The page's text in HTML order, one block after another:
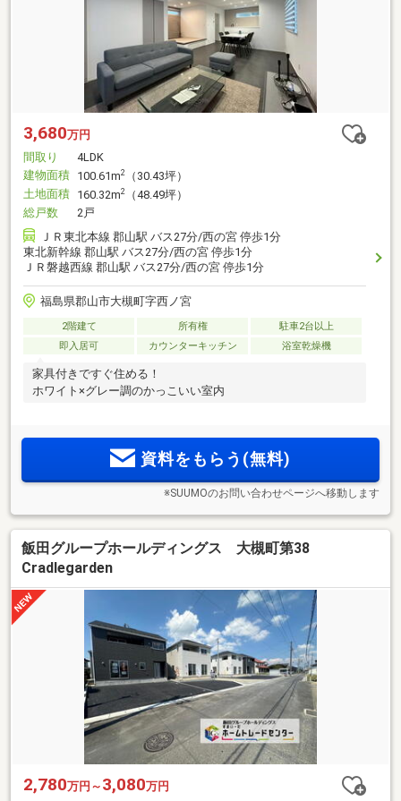
3,680万円
間取り
4LDK
建物面積 100.61m2
（30.43坪）
土地面積 160.32m2
（48.49坪）
総戸数
2戸
ＪＲ東北本線 郡山駅 バス27分/西の宮 停歩1分
東北新幹線 郡山駅 バス27分/西の宮 停歩1分
ＪＲ磐越西線 郡山駅 バス27分/西の宮 停歩1分
福島県郡山市大槻町字西ノ宮
2階建て 所有権
駐車2台以上
即入居可
カウンターキッチン 浴室乾燥機
家具付きですぐ住める！
ホワイト×グレー調のかっこいい室内
資料をもらう(無料)
※SUUMOのお問い合わせページへ移動します
飯田グループホールディングス 大槻町第38
Cradlegarden
2,780万円～ 3,080万円